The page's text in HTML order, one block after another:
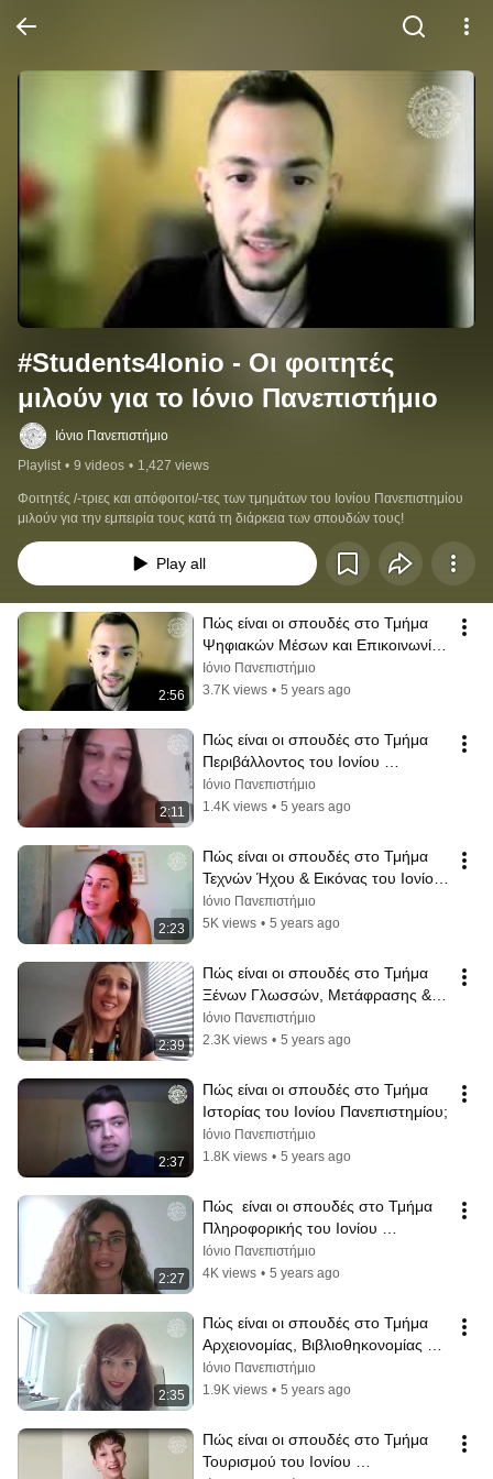
#Students4Ionio - Οι φοιτητές
μιλούν για το Ιόνιο Πανεπιστήμιο
Ιόνιο Πανεπιστήμιο
Playlist • 9 videos • 1,427 views
Φοιτητές /-τριες και απόφοιτοι/-τες των τμημάτων του Ιονίου Πανεπιστημίου
μιλούν για την εμπειρία τους κατά τη διάρκεια των σπουδών τους!
Play all
2:56
Πώς είναι οι σπουδές στο Τμήμα
Ψηφιακών Μέσων και Επικοινωνίας
του Ιονίου Πανεπιστημίου;
Ιόνιο Πανεπιστήμιο
3.7K views • 5 years ago
2:11
Πώς είναι οι σπουδές στο Τμήμα
Περιβάλλοντος του Ιονίου
Πανεπιστημίου;
Ιόνιο Πανεπιστήμιο
1.4K views • 5 years ago
2:23
Πώς είναι οι σπουδές στο Τμήμα
Τεχνών Ήχου & Εικόνας του Ιονίου
Πανεπιστημίου;
Ιόνιο Πανεπιστήμιο
5K views • 5 years ago
2:39
Πώς είναι οι σπουδές στο Τμήμα
Ξένων Γλωσσών, Mετάφρασης &
Διερμηνείας του Ιονίου
Πανεπιστημίου;
Ιόνιο Πανεπιστήμιο
2.3K views • 5 years ago
2:37
Πώς είναι οι σπουδές στο Τμήμα
Ιστορίας του Ιονίου Πανεπιστημίου;
Ιόνιο Πανεπιστήμιο
1.8K views • 5 years ago
2:27
Πώς  είναι οι σπουδές στο Τμήμα
Πληροφορικής του Ιονίου
Πανεπιστημίου;
Ιόνιο Πανεπιστήμιο
4K views • 5 years ago
2:35
Πώς είναι οι σπουδές στο Τμήμα
Αρχειονομίας, Βιβλιοθηκονομίας &
Μουσειολογίας του Ιονίου Παν/
μίου;
Ιόνιο Πανεπιστήμιο
1.9K views • 5 years ago
Πώς είναι οι σπουδές στο Τμήμα
Τουρισμού του Ιονίου